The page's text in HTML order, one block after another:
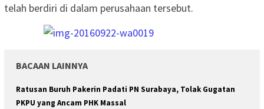
telah berdiri di dalam perusahaan tersebut.
BACAAN LAINNYA
Ratusan Buruh Pakerin Padati PN Surabaya, Tolak Gugatan
PKPU yang Ancam PHK Massal